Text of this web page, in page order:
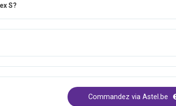
S?
Commandez via Astel.be